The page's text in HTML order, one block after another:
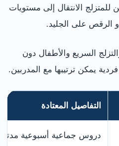
للمتزلج الانتقال إلى مستويات
الرقص على الجليد.
السريع والأطفال دون
يمكن ترتيبها مع المدربين.
التفاصيل المعتادة
دروس جماعية أسبوعية مدتها نحو